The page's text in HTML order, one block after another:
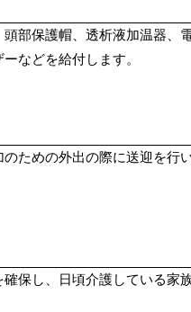
頭部保護帽、透析液加温器、
などを給付します。
のための外出の際に送迎を行
確保し、日頃介護している家